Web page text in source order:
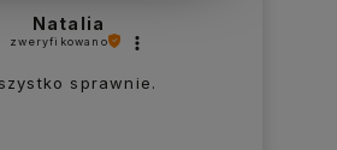
Damian
zweryfikowano
Mega fajna łatwa super się